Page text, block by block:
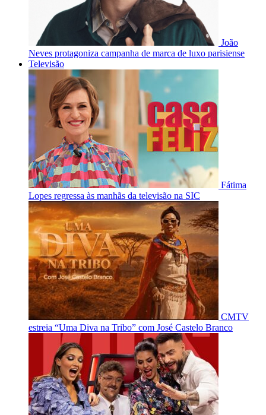
João
Neves protagoniza campanha de marca de luxo parisiense
Televisão
Fátima
Lopes regressa às manhãs da televisão na SIC
CMTV
estreia “Uma Diva na Tribo” com José Castelo Branco